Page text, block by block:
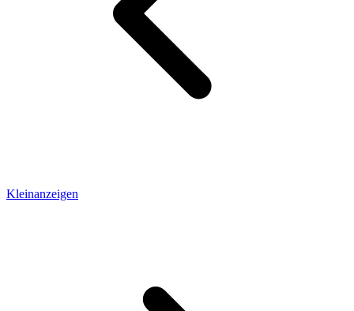
Kleinanzeigen